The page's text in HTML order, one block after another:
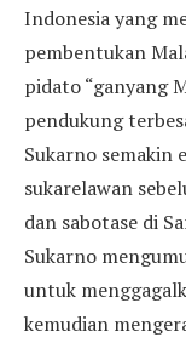
Indonesia yang
pembentukan
pidato “ganyang
pendukung
Sukarno semakin
sukarelawan
dan sabotase di
Sukarno
untuk
kemudian